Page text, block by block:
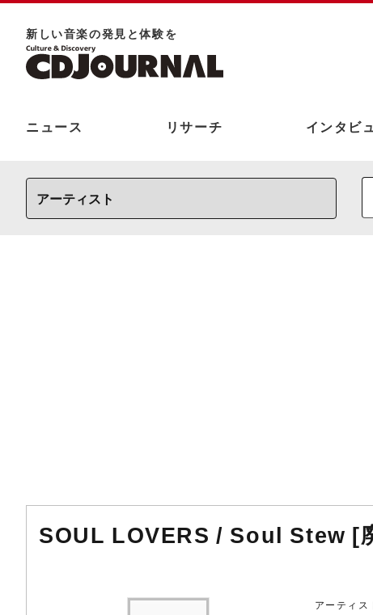
新しい⾳楽の発⾒と体験を
ニュース リサーチ インタビ
SOUL LOVERS / Soul Stew [
アーティス